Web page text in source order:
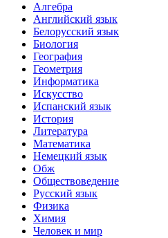
Алгебра
Английский язык
Белорусский язык
Биология
География
Геометрия
Информатика
Искусство
Испанский язык
История
Литература
Математика
Немецкий язык
Обж
Обществоведение
Русский язык
Физика
Химия
Человек и мир